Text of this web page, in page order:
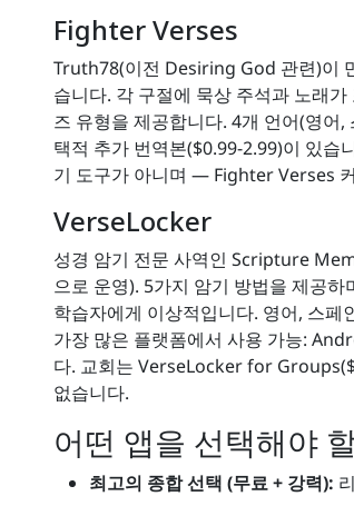
Fighter Verses
Truth78(이전 Desiring God 관련)이
습니다. 각 구절에 묵상 주석과 노래
즈 유형을 제공합니다. 4개 언어(영어
택적 추가 번역본($0.99-2.99)이 있습
기 도구가 아니며 — Fighter Verses
VerseLocker
성경 암기 전문 사역인 Scripture
으로 운영). 5가지 암기 방법을 제공
학습자에게 이상적입니다. 영어, 스
가장 많은 플랫폼에서 사용 가능:
다. 교회는 VerseLocker for
없습니다.
어떤 앱을 선택해야
최고의 종합 선택 (무료 + 강력):